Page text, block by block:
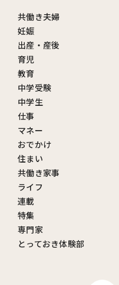
共働き夫婦
妊娠
出産・産後
育児
教育
中学受験
中学生
仕事
マネー
おでかけ
住まい
共働き家事
ライフ
連載
特集
専門家
とっておき体験部